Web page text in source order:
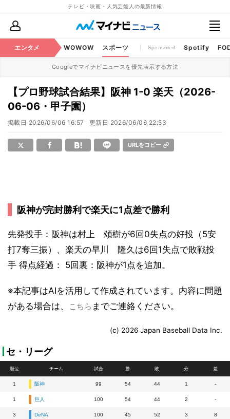
テレビ・映画・人気芸能人の最新情報
エンタメ
・CS番組 WOWOW スポーツ Sponsored Spotify
Googleでマイナビニュースを優先表示する方法
【プロ野球試合結果】阪神 1-0 楽天（2026-
06-06・甲子園）
掲載日 2026/06/06 16:57 更新日 2026/06/06 22:53
URLをコピー
阪神が完封勝利で楽天に1点差で勝利
先発投手：阪神は村上 頌樹が6回0失点の好投（5安
打7奪三振）、楽天の早川 隆久は6回1失点で敗戦投
手 得点経過： 5回裏：阪神が1点を追加。
※本記事はAIを活用して作成されています。内容に問題
がある場合は、
こちら までご連絡ください。
(c) 2026 Japan Baseball Data Inc.
セ・リーグ
順位 チーム 試合 勝 敗 分 差
1 阪神 99 54 44 1 -
1 巨人 100 54 44 2 -
3 DeNA 100 45 52 3 8